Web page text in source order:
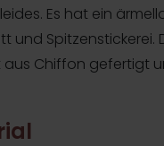
Es hat ein
und Spitzenstickerei.
aus Chiffon gefertigt